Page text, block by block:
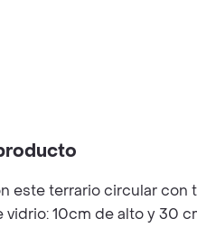
este terrario circular
vidrio: 10cm de alto y 30